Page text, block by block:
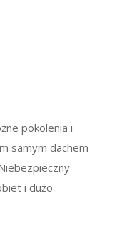
pokolenia i
samym dachem
i dużo